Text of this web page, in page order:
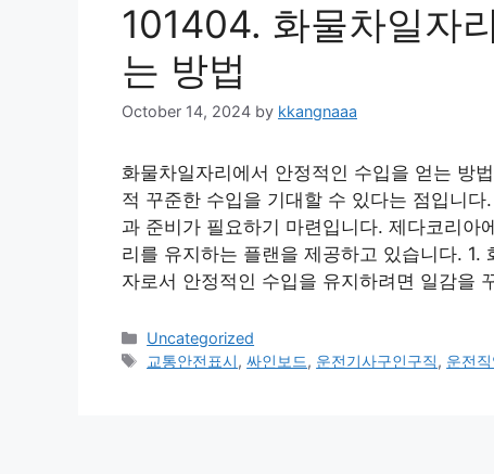
101404. 화물차일자
는 방법
October 14, 2024 by kkangnaaa
화물차일자리에서 안정적인 수입을 얻는 방
적 꾸준한 수입을 기대할 수 있다는 점입니
과 준비가 필요하기 마련입니다. 제다코리아
리를 유지하는 플랜을 제공하고 있습니다. 1.
자로서 안정적인 수입을 유지하려면 일감을
Categories
Uncategorized
Tags
교통안전표시,싸인보드, 운전기사구인구직, 운전직